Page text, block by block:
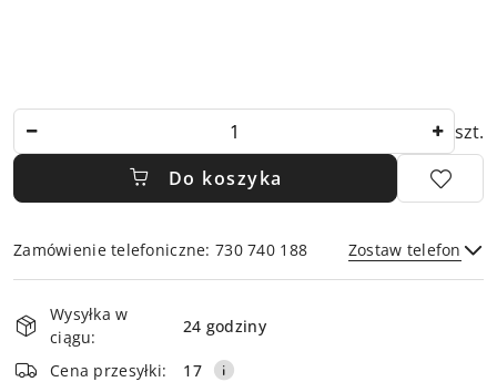
szt.
Do koszyka
Zamówienie telefoniczne: 730 740 188 Zostaw telefon
i
dostawa
Wysyłka w
ciągu:
24 godziny
Cena przesyłki: 17